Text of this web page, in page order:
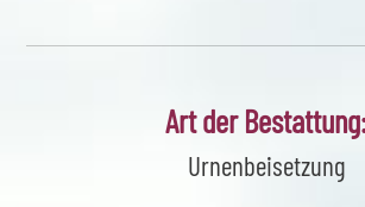
Art der
Urnenbeisetzung